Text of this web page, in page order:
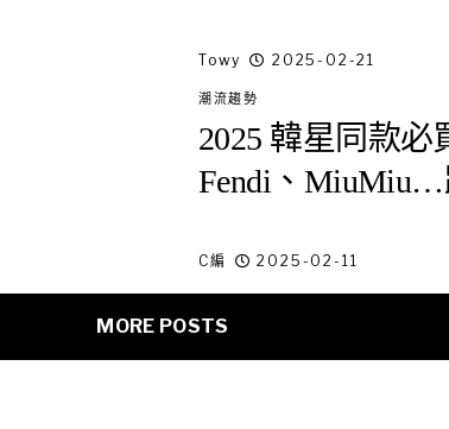
Towy 2025-02-21
潮流趨勢
2025 韓星同款必
Fendi、MiuMiu…
C編 2025-02-11
MORE POSTS